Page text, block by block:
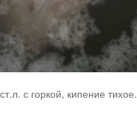
с горкой, кипение тихое.